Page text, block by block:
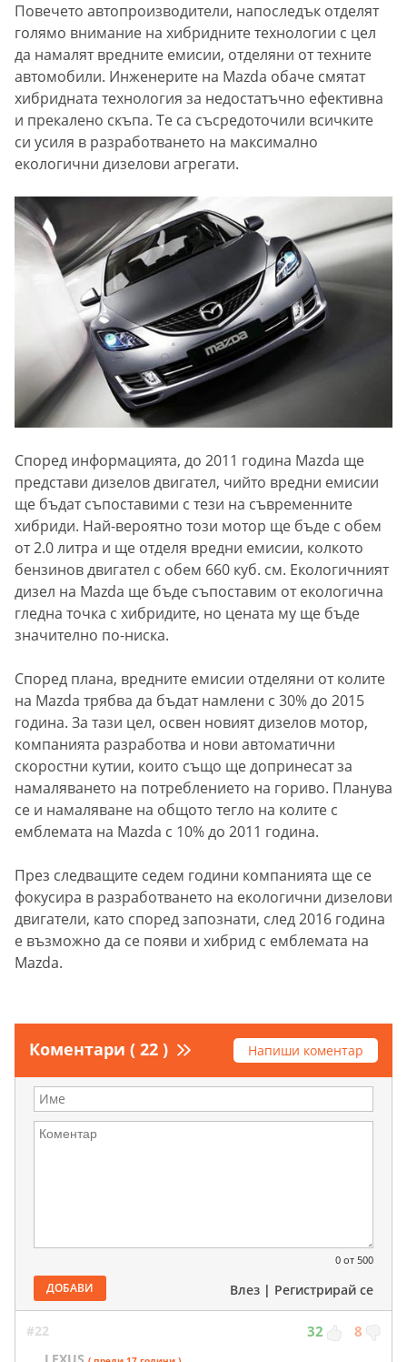
Повечето автопроизводители, напоследък отделят
голямо внимание на хибридните технологии с цел
да намалят вредните емисии, отделяни от техните
автомобили. Инженерите на Mazda обаче смятат
хибридната технология за недостатъчно ефективна
и прекалено скъпа. Те са съсредоточили всичките
си усиля в разработването на максимално
екологични дизелови агрегати.
Според информацията, до 2011 година Mazda ще
представи дизелов двигател, чийто вредни емисии
ще бъдат съпоставими с тези на съвременните
хибриди. Най-вероятно този мотор ще бъде с обем
от 2.0 литра и ще отделя вредни емисии, колкото
бензинов двигател с обем 660 куб. см. Екологичният
дизел на Mazda ще бъде съпоставим от екологична
гледна точка с хибридите, но цената му ще бъде
значително по-ниска.
Според плана, вредните емисии отделяни от колите
на Mazda трябва да бъдат намлени с 30% до 2015
година. За тази цел, освен новият дизелов мотор,
компанията разработва и нови автоматични
скоростни кутии, които също ще допринесат за
намаляването на потреблението на гориво. Планува
се и намаляване на общото тегло на колите с
емблемата на Mazda с 10% до 2011 година.
През следващите седем години компанията ще се
фокусира в разработването на екологични дизелови
двигатели, като според запознати, след 2016 година
е възможно да се появи и хибрид с емблемата на
Mazda.
Коментари ( 22 ) Напиши коментар
0 от 500
ДОБАВИ Влез | Регистрирай се
#22 32 8